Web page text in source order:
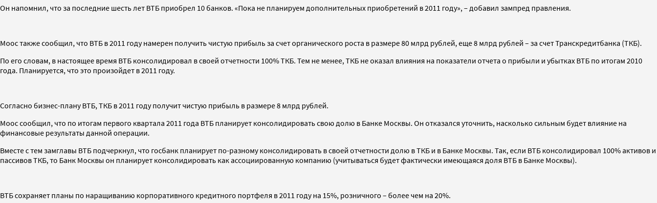
Он напомнил, что за последние шесть лет ВТБ приобрел 10 банков. «Пока не планируем дополнительных приобретений в 2011 году», – добавил зампред правления.
Моос также сообщил, что ВТБ в 2011 году намерен получить чистую прибыль за счет органического роста в размере 80 млрд рублей, еще 8 млрд рублей – за счет Транскредитбанка (ТКБ).
По его словам, в настоящее время ВТБ консолидировал в своей отчетности 100% ТКБ. Тем не менее, ТКБ не оказал влияния на показатели отчета о прибыли и убытках ВТБ по итогам 2010
года. Планируется, что это произойдет в 2011 году.
Согласно бизнес-плану ВТБ, ТКБ в 2011 году получит чистую прибыль в размере 8 млрд рублей.
Моос сообщил, что по итогам первого квартала 2011 года ВТБ планирует консолидировать свою долю в Банке Москвы. Он отказался уточнить, насколько сильным будет влияние на
финансовые результаты данной операции.
Вместе с тем замглавы ВТБ подчеркнул, что госбанк планирует по-разному консолидировать в своей отчетности долю в ТКБ и в Банке Москвы. Так, если ВТБ консолидировал 100% активов и
пассивов ТКБ, то Банк Москвы он планирует консолидировать как ассоциированную компанию (учитываться будет фактически имеющаяся доля ВТБ в Банке Москвы).
ВТБ сохраняет планы по наращиванию корпоративного кредитного портфеля в 2011 году на 15%, розничного – более чем на 20%.